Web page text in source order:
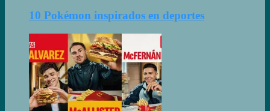
10 Pokémon inspirados en deportes